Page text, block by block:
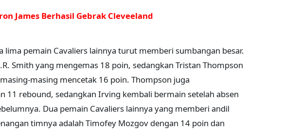
James Berhasil Gebrak Cleveeland
lima pemain Cavaliers lainnya turut memberi sumbangan besar.
Smith yang mengemas 18 poin, sedangkan Tristan Thompson
masing mencetak 16 poin. Thompson juga
11 rebound, sedangkan Irving kembali bermain setelah absen
Dua pemain Cavaliers lainnya yang memberi andil
timnya adalah Timofey Mozgov dengan 14 poin dan